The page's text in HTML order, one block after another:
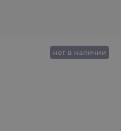
нет в наличии